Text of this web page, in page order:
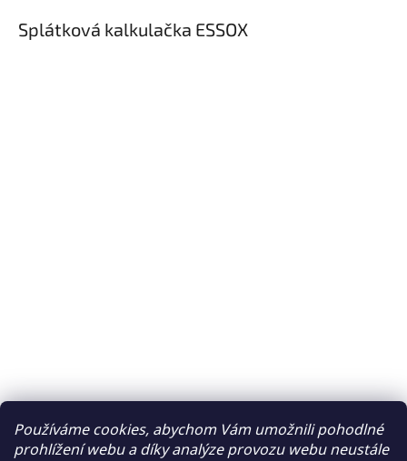
Používáme cookies, abychom Vám umožnili pohodlné
prohlížení webu a díky analýze provozu webu neustále
Splátková kalkulačka ESSOX